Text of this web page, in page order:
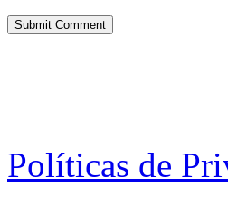
Políticas de